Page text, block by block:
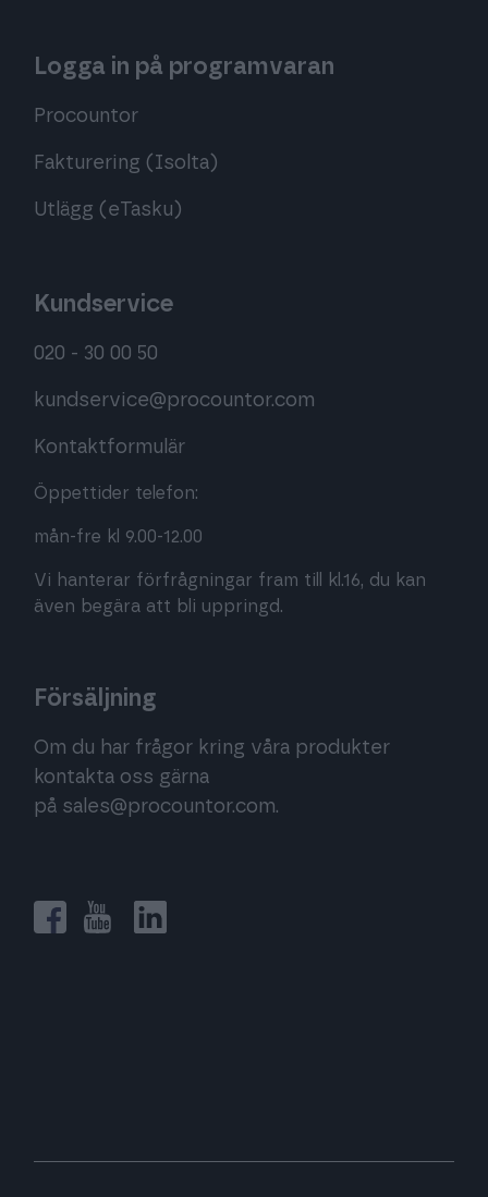
Logga in på programvaran
Procountor
Fakturering (Isolta)
Utlägg (eTasku)
Kundservice
020 - 30 00 50
kundservice@procountor.com
Kontaktformulär
Öppettider telefon:
mån-fre kl 9.00-12.00
Vi hanterar förfrågningar fram till kl.16, du kan
även begära att bli uppringd.
Försäljning
Om du har frågor kring våra produkter
kontakta oss gärna
på sales@procountor.com.